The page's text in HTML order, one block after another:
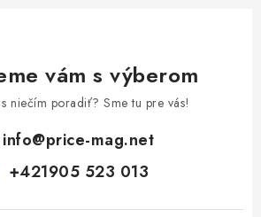
vám s výberom
niečím poradiť? Sme tu pre vás!
info@price-mag.net
+421905 523 013